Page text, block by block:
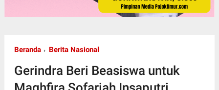
Beranda Berita Nasional
Gerindra Beri Beasiswa untuk